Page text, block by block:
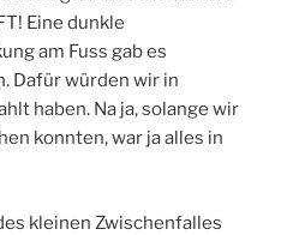
Eine dunkle
am Fuss gab es
Dafür würden wir in
haben. Na ja, solange wir
konnten, war ja alles in
kleinen Zwischenfalles